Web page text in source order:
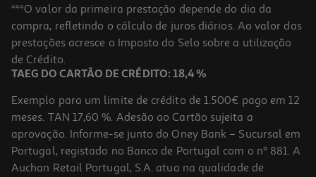
***O valor da primeira prestação depende do dia da
compra, refletindo o cálculo de juros diários. Ao valor das
prestações acresce o Imposto do Selo sobre a utilização
de Crédito.
TAEG DO CARTÃO DE CRÉDITO: 18,4 %
Exemplo para um limite de crédito de 1.500€ pago em 12
meses. TAN 17,60 %. Adesão ao Cartão sujeita a
aprovação. Informe-se junto do Oney Bank – Sucursal em
Portugal, registado no Banco de Portugal com o nº 881. A
Auchan Retail Portugal, S.A. atua na qualidade de